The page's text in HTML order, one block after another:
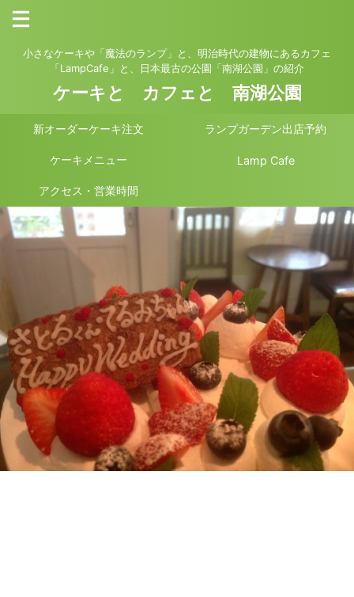
小さなケーキや「魔法のランプ」と、明治時代の建物にあるカフェ
「LampCafe」と、日本最古の公園「南湖公園」の紹介
ケーキと カフェと 南湖公園
新オーダーケーキ注文 ランプガーデン出店予約
ケーキメニュー Lamp Cafe
アクセス・営業時間